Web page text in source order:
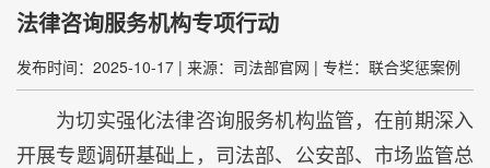
法律咨询服务机构专项行动
发布时间：2025-10-17 | 来源：司法部官网 | 专栏：联合奖惩案例
为切实强化法律咨询服务机构监管，在前期深入
开展专题调研基础上，司法部、公安部、市场监管总